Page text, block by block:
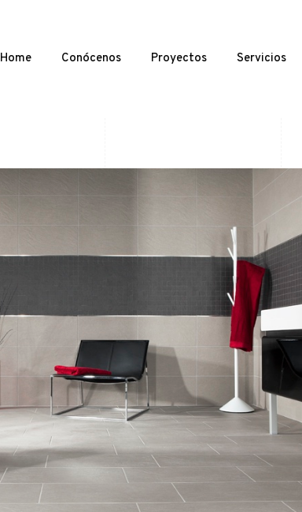
Home Conócenos Proyectos Servicios